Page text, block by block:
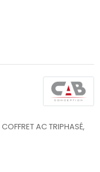
COFFRET AC TRIPHASÉ,